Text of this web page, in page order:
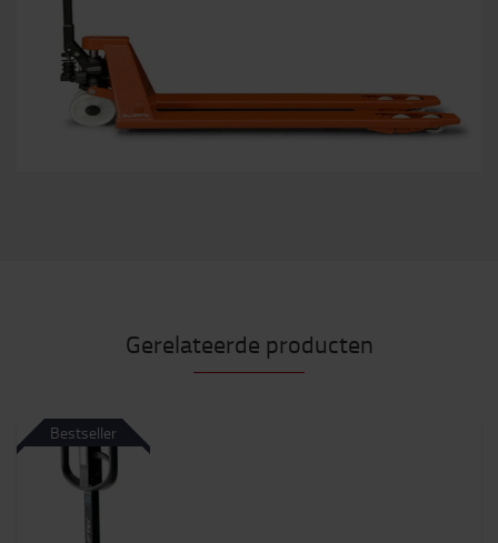
Gerelateerde producten
Bestseller